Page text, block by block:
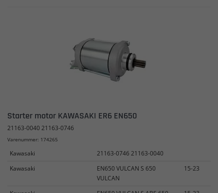
Starter motor KAWASAKI ER6 EN650
21163-0040 21163-0746
Varenummer: 174265
Kawasaki
21163-0746 21163-0040
Kawasaki
EN650 VULCAN S 650
VULCAN
15-23